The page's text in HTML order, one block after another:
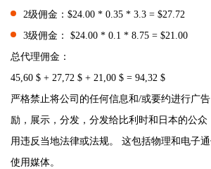
2级佣金：$24.00 * 0.35 * 3.3 = $27.72
3级佣金： $24.00 * 0.1 * 8.75 = $21.00
总代理佣金：
45,60 $ + 27,72 $ + 21,00 $ = 94,32 $
严格禁止将公司的任何信息和/或要约进行广
励，展示，分发，分发给比利时和日本的公众
用违反当地法律或法规。 这包括物理和电子
使用媒体。